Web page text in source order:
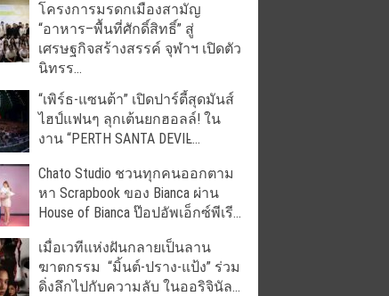
โครงการมรดกเมืองสามัญ
“อาหาร–พื้นที่ศักดิ์สิทธิ์” สู่
เศรษฐกิจสร้างสรรค์ จุฬาฯ เปิดตัว
นิทรร...
“เพิร์ธ-แซนต้า” เปิดปาร์ตี้สุดมันส์
ไฮป์แฟนๆ ลุกเต้นยกฮอลล์! ใน
งาน “PERTH SANTA DEVIL̵...
Chato Studio ชวนทุกคนออกตาม
หา Scrapbook ของ Bianca ผ่าน
House of Bianca ป๊อปอัพเอ็กซ์พีเรี...
เมื่อเวทีแห่งฝันกลายเป็นลาน
ฆาตกรรม “มิ้นต์-ปราง-แป้ง” ร่วม
ดิ่งลึกไปกับความลับ ในออริจินัล...